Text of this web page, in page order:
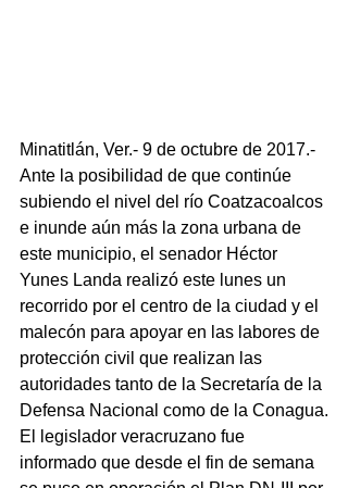
Minatitlán, Ver.- 9 de octubre de 2017.-
Ante la posibilidad de que continúe
subiendo el nivel del río Coatzacoalcos
e inunde aún más la zona urbana de
este municipio, el senador Héctor
Yunes Landa realizó este lunes un
recorrido por el centro de la ciudad y el
malecón para apoyar en las labores de
protección civil que realizan las
autoridades tanto de la Secretaría de la
Defensa Nacional como de la Conagua.
El legislador veracruzano fue
informado que desde el fin de semana